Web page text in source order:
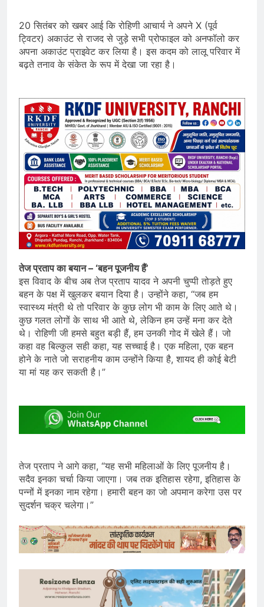
20 सितंबर को खबर आई कि रोहिणी आचार्य ने अपने X (पूर्व
ट्विटर) अकाउंट से राजद से जुड़े सभी प्रोफाइल को अनफॉलो कर
अपना अकाउंट प्राइवेट कर लिया है। इस कदम को लालू परिवार में
बढ़ते तनाव के संकेत के रूप में देखा जा रहा है।
तेज प्रताप का बयान – ‘बहन पूजनीय हैं’
इस विवाद के बीच अब तेज प्रताप यादव ने अपनी चुप्पी तोड़ते हुए
बहन के पक्ष में खुलकर बयान दिया है। उन्होंने कहा, “जब हम
स्वास्थ्य मंत्री थे तो परिवार के कुछ लोग भी काम के लिए आते थे।
कुछ गलत लोगों के साथ भी आते थे, लेकिन हम उन्हें मना कर देते
थे। रोहिणी जी हमसे बहुत बड़ी हैं, हम उनकी गोद में खेले हैं। जो
कहा वह बिल्कुल सही कहा, यह सच्चाई है। एक महिला, एक बहन
होने के नाते जो सराहनीय काम उन्होंने किया है, शायद ही कोई बेटी
या मां यह कर सकती है।”
तेज प्रताप ने आगे कहा, “यह सभी महिलाओं के लिए पूजनीय है।
सदैव इनका चर्चा किया जाएगा। जब तक इतिहास रहेगा, इतिहास के
पन्नों में इनका नाम रहेगा। हमारी बहन का जो अपमान करेगा उस पर
सुदर्शन चक्र चलेगा।”